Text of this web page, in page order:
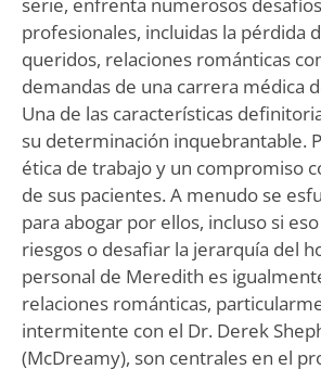
profesionales, incluidas la pérdida
queridos, relaciones románticas
demandas de una carrera médica
Una de las características
su determinación inquebrantable.
ética de trabajo y un compromiso
de sus pacientes. A menudo se
para abogar por ellos, incluso si
riesgos o desafiar la jerarquía del
personal de Meredith es
relaciones románticas,
intermitente con el Dr. Derek
(McDreamy), son centrales en el